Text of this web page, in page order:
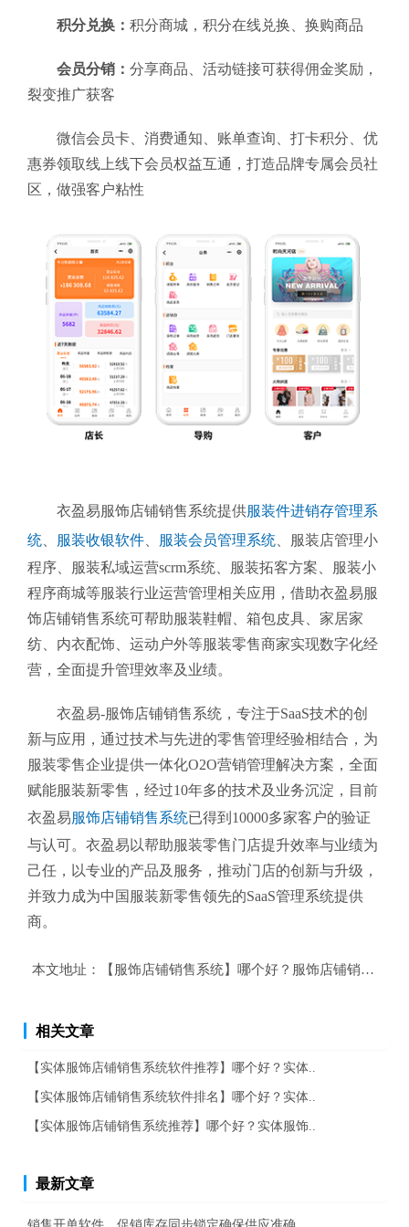
积分兑换： 积分商城，积分在线兑换、换购商品
会员分销： 分享商品、活动链接可获得佣金奖励，
裂变推广获客
微信会员卡、消费通知、账单查询、打卡积分、优
惠券领取线上线下会员权益互通，打造品牌专属会员社
区，做强客户粘性
衣盈易服饰店铺销售系统提供服装件进销存管理系
统
服装收银软件 服装会员管理系统
服装店管理小
程序、服装私域运营scrm系统、服装拓客方案、服装小
程序商城等服装行业运营管理相关应用，借助衣盈易服
饰店铺销售系统可帮助服装鞋帽、箱包皮具、家居家
纺、内衣配饰、运动户外等服装零售商家实现数字化经
营，全面提升管理效率及业绩。
衣盈易-服饰店铺销售系统 ，专注于SaaS技术的创
新与应用，通过技术与先进的零售管理经验相结合，为
服装零售企业提供一体化O2O营销管理解决方案，全面
赋能服装新零售，经过10年多的技术及业务沉淀，目前
衣盈易服饰店铺销售系统已得到10000多家客户的验证
与认可。衣盈易以帮助服装零售门店提升效率与业绩为
己任，以专业的产品及服务，推动门店的创新与升级，
并致力成为中国服装新零售领先的SaaS管理系统提供
商。
本文地址： 【服饰店铺销售系统】哪个好？服饰店铺销售系统
相关文章
【实体服饰店铺销售系统软件推荐】哪个好？实体..
【实体服饰店铺销售系统软件排名】哪个好？实体..
【实体服饰店铺销售系统推荐】哪个好？实体服饰..
最新文章